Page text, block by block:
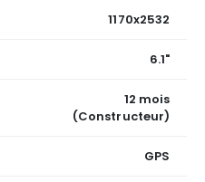
1170x2532
6.1"
12 mois
(Constructeur)
GPS